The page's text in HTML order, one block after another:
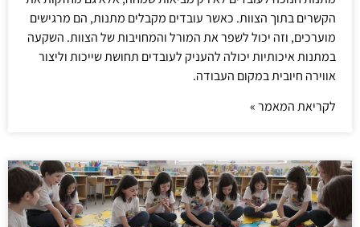
הקשרים בתוך הצוות. כאשר עובדים מקבלים מתנות, הם מרגישים
מוערכים, וזה יכול לשפר את המורל והמחויבות של הצוות. השקעה
במתנות איכותיות יכולה להעניק לעובדים תחושת שייכות וליצור
אווירה חיובית במקום העבודה.
לקריאת המאמר »